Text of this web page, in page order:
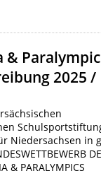
&
2025 /
Niedersachsen in
& PARALYMPICS